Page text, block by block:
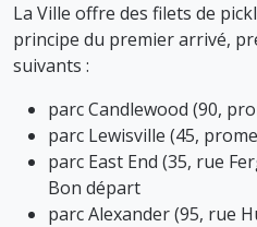
La Ville offre des filets de
principe du premier arrivé,
suivants :
parc Candlewood (90,
parc Lewisville (45,
parc East End (35, rue
Bon départ
parc Alexander (95, rue